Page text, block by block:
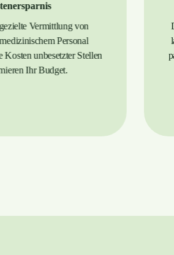
Vermittlung von
Personal
unbesetzter Stellen
Ihr Budget.